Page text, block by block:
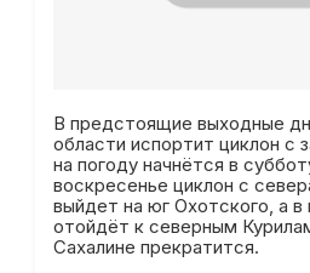
В предстоящие выходные
области испортит циклон с
на погоду начнётся в
воскресенье циклон с
выйдет на юг Охотского, а в
отойдёт к северным
Сахалине прекратится.